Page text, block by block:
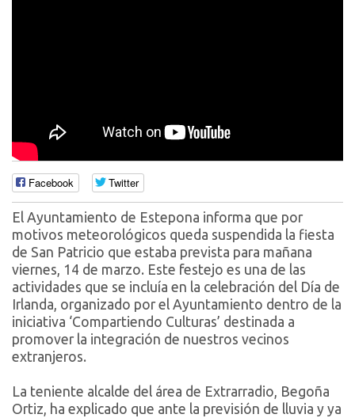
Facebook Twitter
El Ayuntamiento de Estepona informa que por
motivos meteorológicos queda suspendida la fiesta
de San Patricio que estaba prevista para mañana
viernes, 14 de marzo. Este festejo es una de las
actividades que se incluía en la celebración del Día de
Irlanda, organizado por el Ayuntamiento dentro de la
iniciativa ‘Compartiendo Culturas’ destinada a
promover la integración de nuestros vecinos
extranjeros.
La teniente alcalde del área de Extrarradio, Begoña
Ortiz, ha explicado que ante la previsión de lluvia y ya